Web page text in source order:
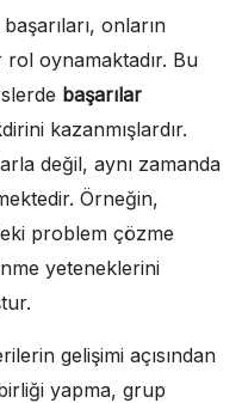
onların
oynamaktadır. Bu
başarılar
kazanmışlardır.
değil, aynı zamanda
Örneğin,
problem çözme
yeteneklerini
gelişimi açısından
yapma, grup